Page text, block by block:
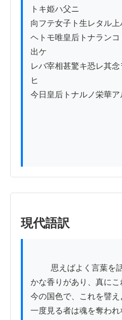
トキ姫ハ父ニ
向フテ女子ト生レタル
ヘトモ唯皇后トナランコ
出ケ
レバ宰相甚驚キ恐レ其
ヒ
今日皇后トナルノ栄華
現代語訳
かな香りがあり、真に
今の国色で、これを譬え
一度見る者は魂を奪わ